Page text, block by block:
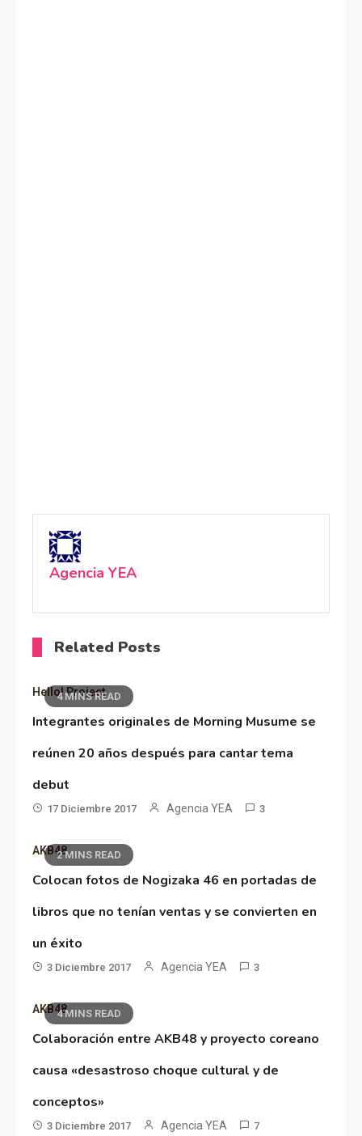
Agencia YEA
Related Posts
4 MINS READ
Hello! Project
Integrantes originales de Morning Musume se
reúnen 20 años después para cantar tema
debut
17 Diciembre 2017 Agencia YEA 3
2 MINS READ
AKB48
Colocan fotos de Nogizaka 46 en portadas de
libros que no tenían ventas y se convierten en
un éxito
3 Diciembre 2017 Agencia YEA 3
4 MINS READ
AKB48
Colaboración entre AKB48 y proyecto coreano
causa «desastroso choque cultural y de
conceptos»
3 Diciembre 2017 Agencia YEA 7